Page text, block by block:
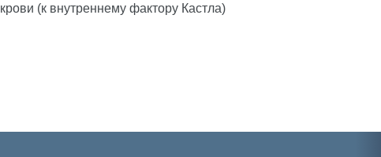
(к внутреннему фактору Кастла)